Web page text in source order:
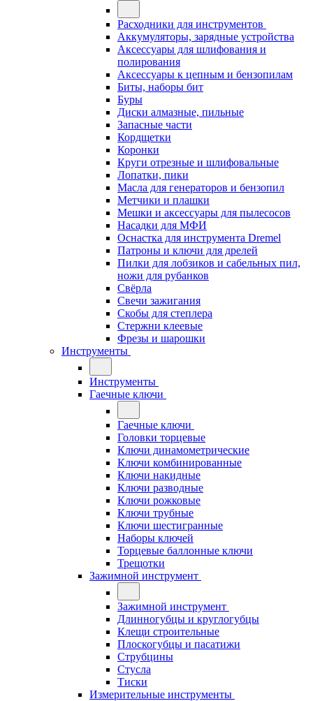
Расходники для инструментов
Аккумуляторы, зарядные устройства
Аксессуары для шлифования и
полирования
Аксессуары к цепным и бензопилам
Биты, наборы бит
Буры
Диски алмазные, пильные
Запасные части
Кордщетки
Коронки
Круги отрезные и шлифовальные
Лопатки, пики
Масла для генераторов и бензопил
Метчики и плашки
Мешки и аксессуары для пылесосов
Насадки для МФИ
Оснастка для инструмента Dremel
Патроны и ключи для дрелей
Пилки для лобзиков и сабельных пил,
ножи для рубанков
Свёрла
Свечи зажигания
Скобы для степлера
Стержни клеевые
Фрезы и шарошки
Инструменты
Инструменты
Гаечные ключи
Гаечные ключи
Головки торцевые
Ключи динамометрические
Ключи комбинированные
Ключи накидные
Ключи разводные
Ключи рожковые
Ключи трубные
Ключи шестигранные
Наборы ключей
Торцевые баллонные ключи
Трещотки
Зажимной инструмент
Зажимной инструмент
Длинногубцы и круглогубцы
Клещи строительные
Плоскогубцы и пасатижи
Струбцины
Стусла
Тиски
Измерительные инструменты